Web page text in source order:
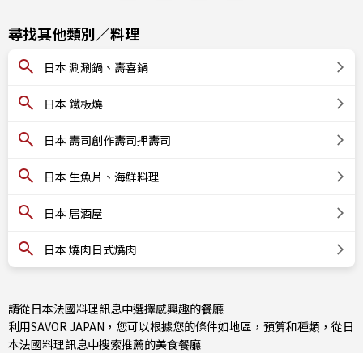
尋找其他類別／料理
日本 涮涮鍋、壽喜鍋
日本 鐵板燒
日本 壽司創作壽司押壽司
日本 生魚片、海鮮料理
日本 居酒屋
日本 燒肉日式燒肉
請從日本法國料理訊息中選擇感興趣的餐廳
利用SAVOR JAPAN，您可以根據您的條件如地區，預算和種類，從日
本法國料理訊息中搜索推薦的美食餐廳